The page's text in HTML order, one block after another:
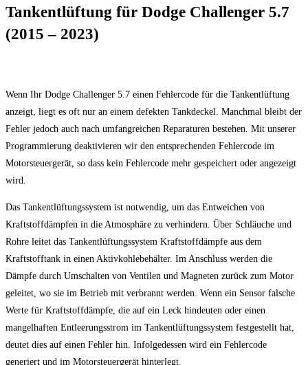
Tankentlüftung für Dodge Challenger 5.7
(2015 – 2023)
Wenn Ihr Dodge Challenger 5.7 einen Fehlercode für die Tankentlüftung
anzeigt, liegt es oft nur an einem defekten Tankdeckel. Manchmal bleibt der
Fehler jedoch auch nach umfangreichen Reparaturen bestehen. Mit unserer
Programmierung deaktivieren wir den entsprechenden Fehlercode im
Motorsteuergerät, so dass kein Fehlercode mehr gespeichert oder angezeigt
wird.
Das Tankentlüftungssystem ist notwendig, um das Entweichen von
Kraftstoffdämpfen in die Atmosphäre zu verhindern. Über Schläuche und
Rohre leitet das Tankentlüftungssystem Kraftstoffdämpfe aus dem
Kraftstofftank in einen Aktivkohlebehälter. Im Anschluss werden die
Dämpfe durch Umschalten von Ventilen und Magneten zurück zum Motor
geleitet, wo sie im Betrieb mit verbrannt werden. Wenn ein Sensor falsche
Werte für Kraftstoffdämpfe, die auf ein Leck hindeuten oder einen
mangelhaften Entleerungsstrom im Tankentlüftungssystem festgestellt hat,
deutet dies auf einen Fehler hin. Infolgedessen wird ein Fehlercode
generiert und im Motorsteuergerät hinterlegt.